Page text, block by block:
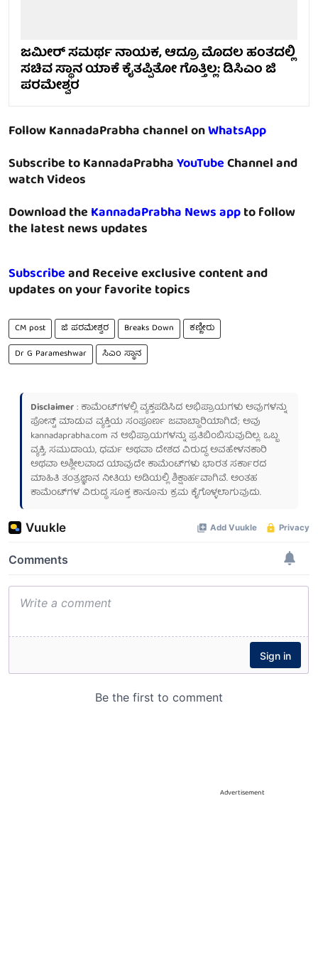
ಜಮೀರ್ ಸಮರ್ಥ ನಾಯಕ, ಆದ್ರೂ ಮೊದಲ ಹಂತದಲ್ಲಿ
ಸಚಿವ ಸ್ಥಾನ ಯಾಕೆ ಕೈತಪ್ಪಿತೋ ಗೊತ್ತಿಲ್ಲ: ಡಿಸಿಎಂ ಜಿ
ಪರಮೇಶ್ವರ
Follow KannadaPrabha channel onWhatsApp
Subscribe to KannadaPrabhaYouTubeChannel and
watch Videos
Download theKannadaPrabha News appto follow
the latest news updates
Subscribeand Receive exclusive content and
updates on your favorite topics
CM post ಜಿ ಪರಮೇಶ್ವರ Breaks Down
ಕಣ್ಣೀರು
Dr G Parameshwar
ಸಿಎಂ ಸ್ಥಾನ
Disclaimer: ಕಾಮೆಂಟ್‌ಗಳಲ್ಲಿ ವ್ಯಕ್ತಪಡಿಸಿದ ಅಭಿಪ್ರಾಯಗಳು ಅವುಗಳನ್ನು
ಪೋಸ್ಟ್ ಮಾಡುವ ವ್ಯಕ್ತಿಯ ಸಂಪೂರ್ಣ ಜವಾಬ್ದಾರಿಯಾಗಿದೆ; ಅವು
kannadaprabha.com ನ ಅಭಿಪ್ರಾಯಗಳನ್ನು ಪ್ರತಿಬಿಂಬಿಸುವುದಿಲ್ಲ. ಒಬ್ಬ
ವ್ಯಕ್ತಿ, ಸಮುದಾಯ, ಧರ್ಮ ಅಥವಾ ದೇಶದ ವಿರುದ್ಧ ಅವಹೇಳನಕಾರಿ
ಅಥವಾ ಅಶ್ಲೀಲವಾದ ಯಾವುದೇ ಕಾಮೆಂಟ್‌ಗಳು ಭಾರತ ಸರ್ಕಾರದ
ಮಾಹಿತಿ ತಂತ್ರಜ್ಞಾನ ನೀತಿಯ ಅಡಿಯಲ್ಲಿ ಶಿಕ್ಷಾರ್ಹವಾಗಿವೆ. ಅಂತಹ
ಕಾಮೆಂಟ್‌ಗಳ ವಿರುದ್ಧ ಸೂಕ್ತ ಕಾನೂನು ಕ್ರಮ ಕೈಗೊಳ್ಳಲಾಗುವುದು.
Advertisement